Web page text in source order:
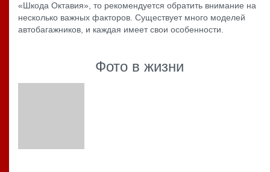
«Шкода Октавия», то рекомендуется обратить внимание на
несколько важных факторов. Существует много моделей
автобагажников, и каждая имеет свои особенности.
Фото в жизни